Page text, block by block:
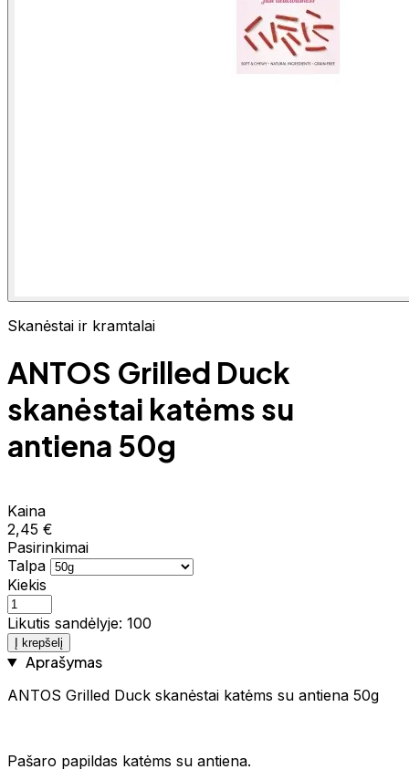
Skanėstai ir kramtalai
ANTOS Grilled Duck
skanėstai katėms su
antiena 50g
Kaina
2,45 €
Pasirinkimai
Talpa
Kiekis
Likutis sandėlyje: 100
Į krepšelį
Aprašymas
ANTOS Grilled Duck skanėstai katėms su antiena 50g
Pašaro papildas katėms su antiena.